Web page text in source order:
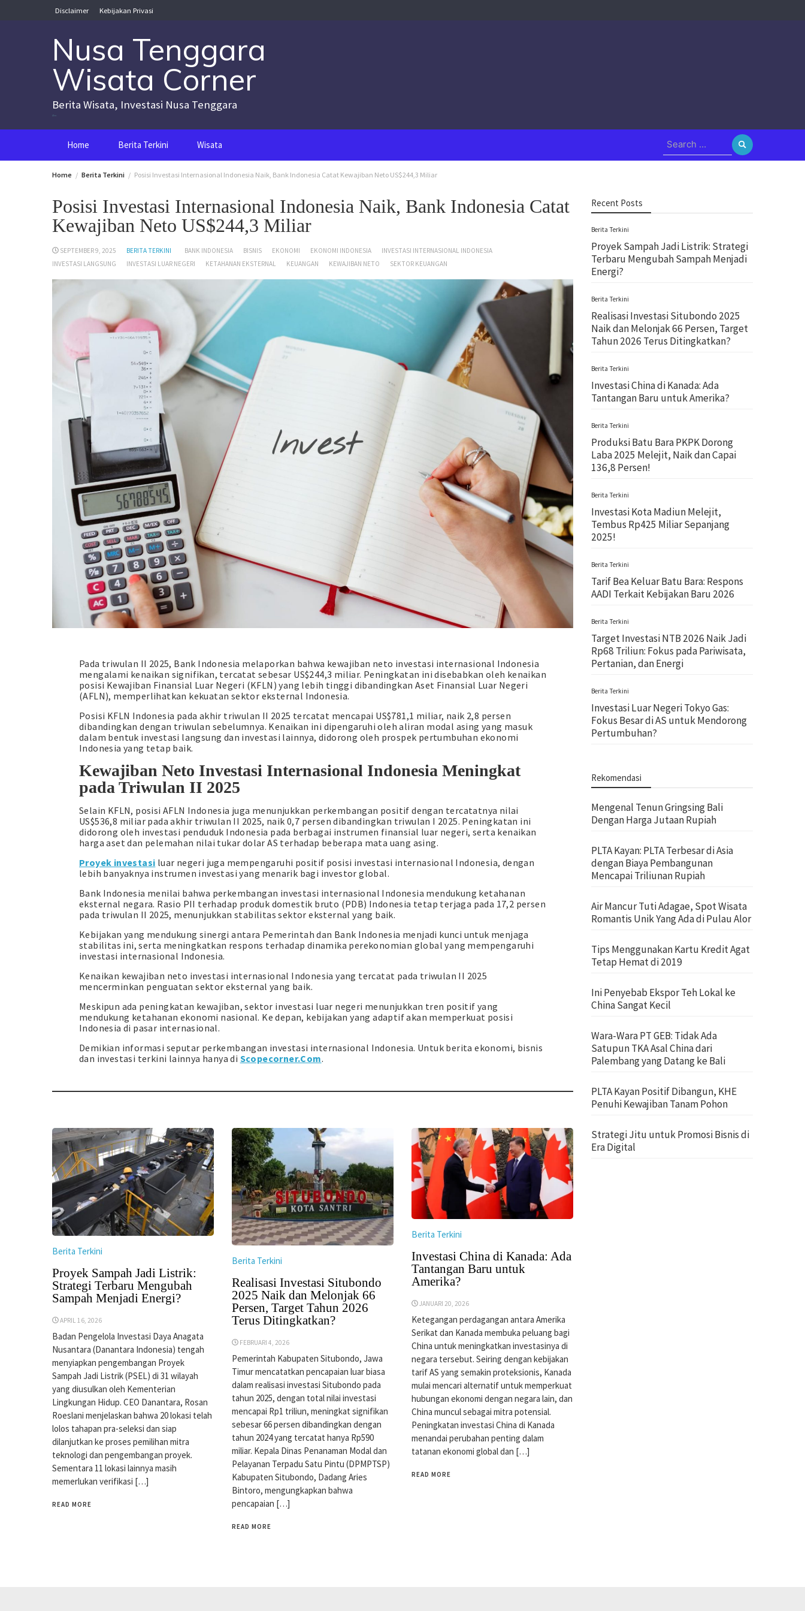
Disclaimer Kebijakan Privasi
Nusa Tenggara
Wisata Corner
Berita Wisata, Investasi Nusa Tenggara
Home Berita Terkini Wisata
Search
for:
Home Berita Terkini Posisi Investasi Internasional Indonesia Naik, Bank Indonesia Catat Kewajiban Neto US$244,3 Miliar
Posisi Investasi Internasional Indonesia Naik, Bank Indonesia Catat
Kewajiban Neto US$244,3 Miliar
SEPTEMBER 9, 2025 BERITA TERKINI BANK INDONESIA BISNIS EKONOMI EKONOMI INDONESIA
INVESTASI INTERNASIONAL INDONESIA
INVESTASI LANGSUNG
INVESTASI LUAR NEGERI KETAHANAN EKSTERNAL KEUANGAN KEWAJIBAN NETO SEKTOR KEUANGAN
Pada triwulan II 2025, Bank Indonesia melaporkan bahwa kewajiban neto investasi internasional Indonesia
mengalami kenaikan signifikan, tercatat sebesar US$244,3 miliar. Peningkatan ini disebabkan oleh kenaikan
posisi Kewajiban Finansial Luar Negeri (KFLN) yang lebih tinggi dibandingkan Aset Finansial Luar Negeri
(AFLN), memperlihatkan kekuatan sektor eksternal Indonesia.
Posisi KFLN Indonesia pada akhir triwulan II 2025 tercatat mencapai US$781,1 miliar, naik 2,8 persen
dibandingkan dengan triwulan sebelumnya. Kenaikan ini dipengaruhi oleh aliran modal asing yang masuk
dalam bentuk investasi langsung dan investasi lainnya, didorong oleh prospek pertumbuhan ekonomi
Indonesia yang tetap baik.
Kewajiban Neto Investasi Internasional Indonesia Meningkat
pada Triwulan II 2025
Selain KFLN, posisi AFLN Indonesia juga menunjukkan perkembangan positif dengan tercatatnya nilai
US$536,8 miliar pada akhir triwulan II 2025, naik 0,7 persen dibandingkan triwulan I 2025. Peningkatan ini
didorong oleh investasi penduduk Indonesia pada berbagai instrumen finansial luar negeri, serta kenaikan
harga aset dan pelemahan nilai tukar dolar AS terhadap beberapa mata uang asing.
Proyek investasi luar negeri juga mempengaruhi positif posisi investasi internasional Indonesia, dengan
lebih banyaknya instrumen investasi yang menarik bagi investor global.
Bank Indonesia menilai bahwa perkembangan investasi internasional Indonesia mendukung ketahanan
eksternal negara. Rasio PII terhadap produk domestik bruto (PDB) Indonesia tetap terjaga pada 17,2 persen
pada triwulan II 2025, menunjukkan stabilitas sektor eksternal yang baik.
Kebijakan yang mendukung sinergi antara Pemerintah dan Bank Indonesia menjadi kunci untuk menjaga
stabilitas ini, serta meningkatkan respons terhadap dinamika perekonomian global yang mempengaruhi
investasi internasional Indonesia.
Kenaikan kewajiban neto investasi internasional Indonesia yang tercatat pada triwulan II 2025
mencerminkan penguatan sektor eksternal yang baik.
Meskipun ada peningkatan kewajiban, sektor investasi luar negeri menunjukkan tren positif yang
mendukung ketahanan ekonomi nasional. Ke depan, kebijakan yang adaptif akan memperkuat posisi
Indonesia di pasar internasional.
Demikian informasi seputar perkembangan investasi internasional Indonesia. Untuk berita ekonomi, bisnis
dan investasi terkini lainnya hanya di Scopecorner.Com.
Berita Terkini
Proyek Sampah Jadi Listrik:
Strategi Terbaru Mengubah
Sampah Menjadi Energi?
APRIL 16, 2026
Badan Pengelola Investasi Daya Anagata
Nusantara (Danantara Indonesia) tengah
menyiapkan pengembangan Proyek
Sampah Jadi Listrik (PSEL) di 31 wilayah
yang diusulkan oleh Kementerian
Lingkungan Hidup. CEO Danantara, Rosan
Roeslani menjelaskan bahwa 20 lokasi telah
lolos tahapan pra-seleksi dan siap
dilanjutkan ke proses pemilihan mitra
teknologi dan pengembangan proyek.
Sementara 11 lokasi lainnya masih
memerlukan verifikasi […]
READ MORE
Berita Terkini
Realisasi Investasi Situbondo
2025 Naik dan Melonjak 66
Persen, Target Tahun 2026
Terus Ditingkatkan?
FEBRUARI 4, 2026
Pemerintah Kabupaten Situbondo, Jawa
Timur mencatatkan pencapaian luar biasa
dalam realisasi investasi Situbondo pada
tahun 2025, dengan total nilai investasi
mencapai Rp1 triliun, meningkat signifikan
sebesar 66 persen dibandingkan dengan
tahun 2024 yang tercatat hanya Rp590
miliar. Kepala Dinas Penanaman Modal dan
Pelayanan Terpadu Satu Pintu (DPMPTSP)
Kabupaten Situbondo, Dadang Aries
Bintoro, mengungkapkan bahwa
pencapaian […]
READ MORE
Berita Terkini
Investasi China di Kanada: Ada
Tantangan Baru untuk
Amerika?
JANUARI 20, 2026
Ketegangan perdagangan antara Amerika
Serikat dan Kanada membuka peluang bagi
China untuk meningkatkan investasinya di
negara tersebut. Seiring dengan kebijakan
tarif AS yang semakin proteksionis, Kanada
mulai mencari alternatif untuk memperkuat
hubungan ekonomi dengan negara lain, dan
China muncul sebagai mitra potensial.
Peningkatan investasi China di Kanada
menandai perubahan penting dalam
tatanan ekonomi global dan […]
READ MORE
Recent Posts
Berita Terkini
Proyek Sampah Jadi Listrik: Strategi
Terbaru Mengubah Sampah Menjadi
Energi?
Berita Terkini
Realisasi Investasi Situbondo 2025
Naik dan Melonjak 66 Persen, Target
Tahun 2026 Terus Ditingkatkan?
Berita Terkini
Investasi China di Kanada: Ada
Tantangan Baru untuk Amerika?
Berita Terkini
Produksi Batu Bara PKPK Dorong
Laba 2025 Melejit, Naik dan Capai
136,8 Persen!
Berita Terkini
Investasi Kota Madiun Melejit,
Tembus Rp425 Miliar Sepanjang
2025!
Berita Terkini
Tarif Bea Keluar Batu Bara: Respons
AADI Terkait Kebijakan Baru 2026
Berita Terkini
Target Investasi NTB 2026 Naik Jadi
Rp68 Triliun: Fokus pada Pariwisata,
Pertanian, dan Energi
Berita Terkini
Investasi Luar Negeri Tokyo Gas:
Fokus Besar di AS untuk Mendorong
Pertumbuhan?
Rekomendasi
Mengenal Tenun Gringsing Bali
Dengan Harga Jutaan Rupiah
PLTA Kayan: PLTA Terbesar di Asia
dengan Biaya Pembangunan
Mencapai Triliunan Rupiah
Air Mancur Tuti Adagae, Spot Wisata
Romantis Unik Yang Ada di Pulau Alor
Tips Menggunakan Kartu Kredit Agat
Tetap Hemat di 2019
Ini Penyebab Ekspor Teh Lokal ke
China Sangat Kecil
Wara-Wara PT GEB: Tidak Ada
Satupun TKA Asal China dari
Palembang yang Datang ke Bali
PLTA Kayan Positif Dibangun, KHE
Penuhi Kewajiban Tanam Pohon
Strategi Jitu untuk Promosi Bisnis di
Era Digital